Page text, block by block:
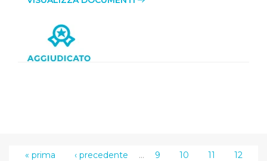
« prima ‹ precedente … 9 10 11
12